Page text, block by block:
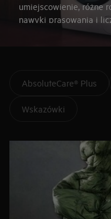
umiejscowienie, różne
nawyki prasowania i
mają wpływ na wybór
wskazówek, które
AbsoluteCare® Plus
Wskazówki